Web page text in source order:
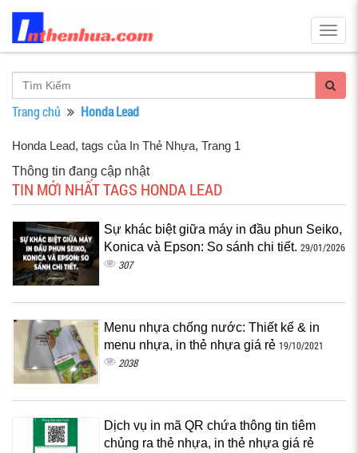
Trang chủ Honda Lead
Honda Lead, tags của In Thẻ Nhựa, Trang 1
Thông tin đang cập nhật
TIN MỚI NHẤT TAGS HONDA LEAD
Sự khác biệt giữa máy in đầu phun Seiko,
Konica và Epson: So sánh chi tiết. 29/01/2026
307
Menu nhựa chống nước: Thiết kế & in
menu nhựa, in thẻ nhựa giá rẻ 19/10/2021
2038
Dịch vụ in mã QR chứa thông tin tiêm
chủng ra thẻ nhựa, in thẻ nhựa giá rẻ